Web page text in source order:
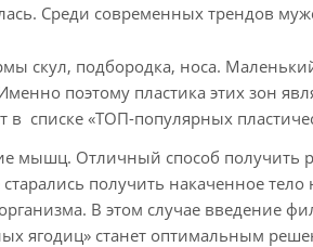
Среди современных трендов
скул, подбородка, носа.
поэтому пластика этих зон
в списке «ТОП-популярных
мышц. Отличный способ получить
получить накаченное
В этом случае введение
ягодиц» станет оптимальным